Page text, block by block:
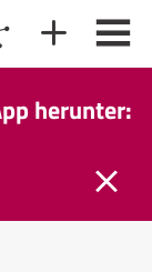
herunter: